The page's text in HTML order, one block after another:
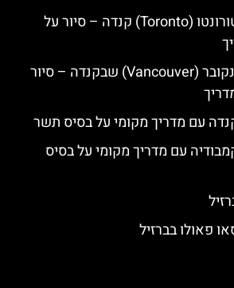
סיורים חינמיים בטורונטו (Toronto) קנדה – סיור על
סיורים חינמיים בונקובר (Vancouver) שבקנדה – סיור
עם מדריך מקומי על בסיס תשר
עם מדריך מקומי על בסיס
פאולו בברזיל